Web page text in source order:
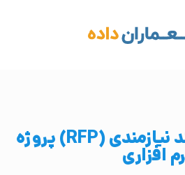
فرم آنلاین مستند نیازمندی (RFP) پروژه
افزاری